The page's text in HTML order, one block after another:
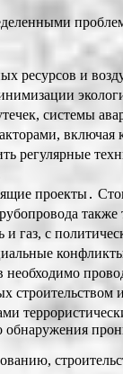
ресурсов и
системы
включая
проекты․
с
строительством